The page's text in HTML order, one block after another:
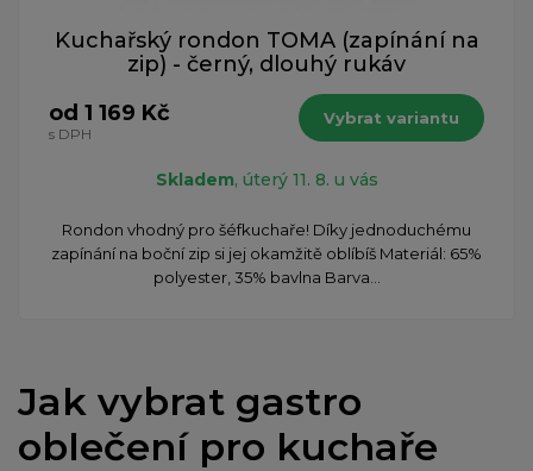
Kuchařský rondon TOMA (zapínání na
zip) - černý, dlouhý rukáv
od 1 169 Kč
s DPH
Vybrat variantu
Skladem, úterý 11. 8. u vás
Rondon vhodný pro šéfkuchaře! Díky jednoduchému
zapínání na boční zip si jej okamžitě oblíbíš Materiál: 65%
polyester, 35% bavlna Barva...
Jak vybrat gastro
oblečení pro kuchaře